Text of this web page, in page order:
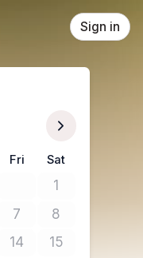
Sign in
Fri Sat
1No tickets
available
7No tickets available
8No tickets
available
14No tickets available
15No tickets